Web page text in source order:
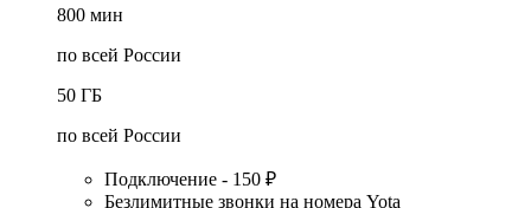
800 мин
по всей России
50 ГБ
по всей России
Подключение - 150 ₽
Безлимитные звонки на номера Yota